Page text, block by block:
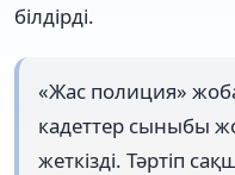
білдірді.
«Жас полиция»
кадеттер сыныбы
жеткізді. Тәртіп